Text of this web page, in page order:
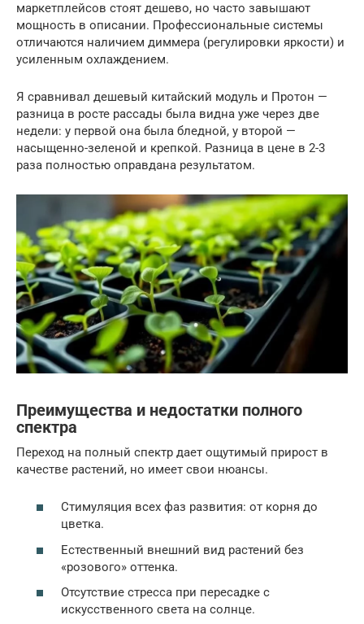
маркетплейсов стоят дешево, но часто завышают
мощность в описании. Профессиональные системы
отличаются наличием диммера (регулировки яркости) и
усиленным охлаждением.
Я сравнивал дешевый китайский модуль и Протон —
разница в росте рассады была видна уже через две
недели: у первой она была бледной, у второй —
насыщенно-зеленой и крепкой. Разница в цене в 2-3
раза полностью оправдана результатом.
Преимущества и недостатки полного
спектра
Переход на полный спектр дает ощутимый прирост в
качестве растений, но имеет свои нюансы.
Стимуляция всех фаз развития: от корня до
цветка.
Естественный внешний вид растений без
«розового» оттенка.
Отсутствие стресса при пересадке с
искусственного света на солнце.